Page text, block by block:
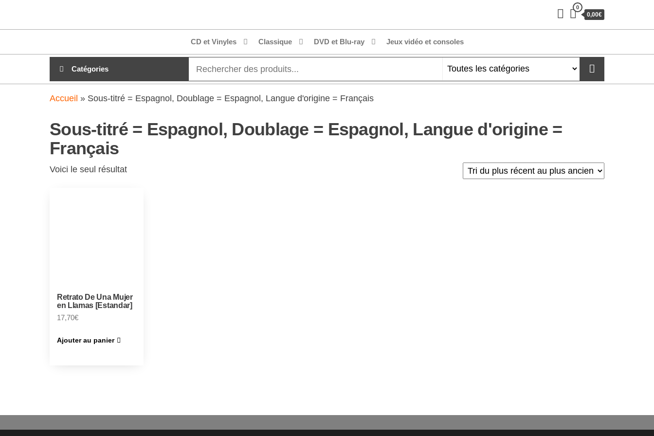
clubdial.fr
0
0,00€
CD et Vinyles Classique DVD et Blu-ray Jeux vidéo et consoles
Catégories
Accueil » Sous-titré = Espagnol, Doublage = Espagnol, Langue d'origine = Français
Sous-titré = Espagnol, Doublage = Espagnol, Langue d'origine =
Français
Voici le seul résultat
Retrato De Una Mujer
en Llamas [Estandar]
17,70€
Ajouter au panier